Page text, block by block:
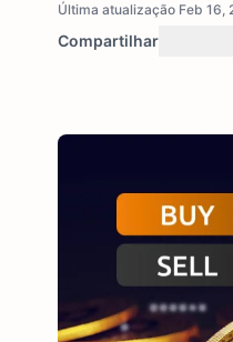
Última atualização Feb 16,
Compartilhar